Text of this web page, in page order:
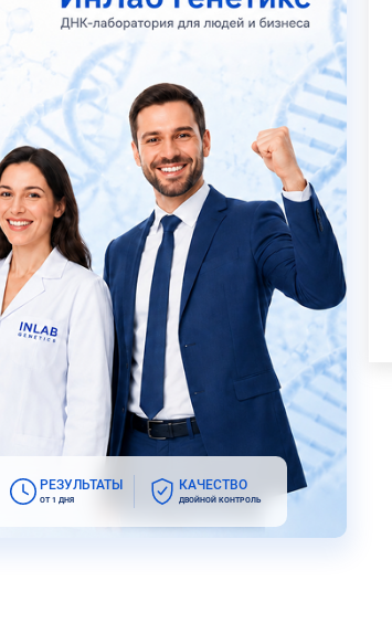
РЕЗУЛЬТАТЫ
ОТ 1 ДНЯ
КАЧЕСТВО
ДВОЙНОЙ КОНТРОЛЬ